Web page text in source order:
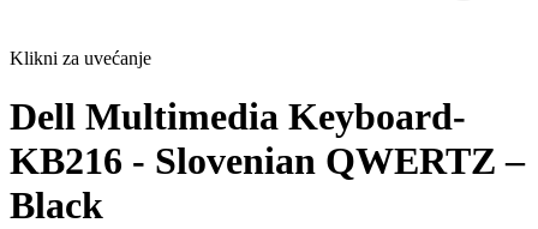
Klikni za uvećanje
Dell Multimedia Keyboard-
KB216 - Slovenian QWERTZ –
Black